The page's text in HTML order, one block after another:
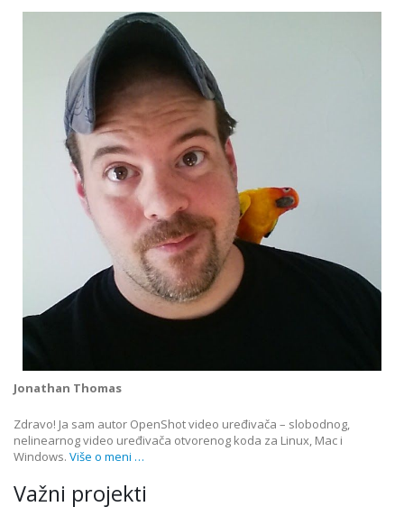
Jonathan Thomas
Zdravo! Ja sam autor OpenShot video uređivača – slobodnog,
nelinearnog video uređivača otvorenog koda za Linux, Mac i
Windows. Više o meni …
Važni projekti